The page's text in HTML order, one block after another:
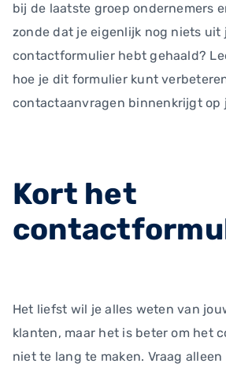
bij de laatste groep ondernemers
zonde dat je eigenlijk nog niets uit
contactformulier hebt gehaald?
hoe je dit formulier kunt
contactaanvragen binnenkrijgt op
Kort het
Het liefst wil je alles weten van
klanten, maar het is beter om het
niet te lang te maken. Vraag